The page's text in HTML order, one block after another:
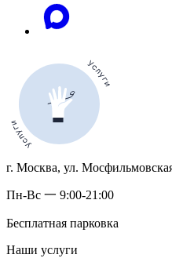
г. Москва, ул.
Пн-Вс 一 9:00-21:00
Бесплатная парковка
Наши услуги